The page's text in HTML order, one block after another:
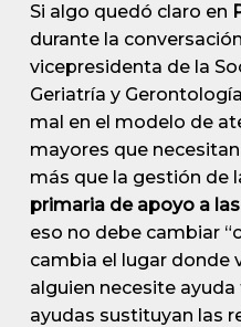
Si algo quedó claro en
durante la
vicepresidenta de la
Geriatría y
mal en el modelo de
mayores que
más que la gestión de
primaria de apoyo a
eso no debe cambiar
cambia el lugar donde
alguien necesite
ayudas sustituyan las